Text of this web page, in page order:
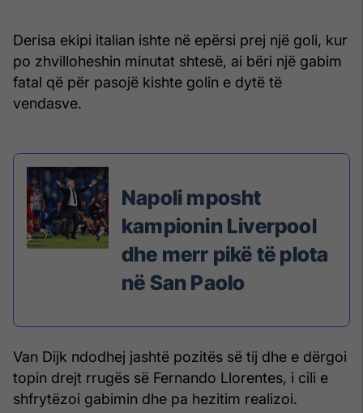
Derisa ekipi italian ishte në epërsi prej një goli, kur
po zhvilloheshin minutat shtesë, ai bëri një gabim
fatal që për pasojë kishte golin e dytë të
vendasve.
Napoli mposht
kampionin Liverpool
dhe merr pikë të plota
në San Paolo
Van Dijk ndodhej jashtë pozitës së tij dhe e dërgoi
topin drejt rrugës së Fernando Llorentes, i cili e
shfrytëzoi gabimin dhe pa hezitim realizoi.